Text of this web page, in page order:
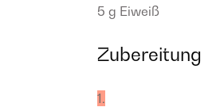
5 g Eiweiß
Zubereitung
1.